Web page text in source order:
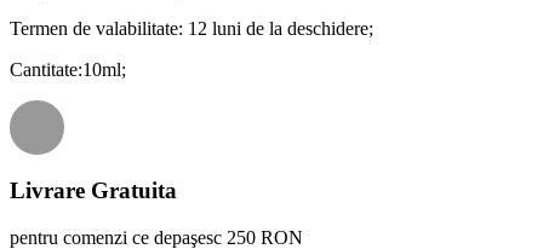
Termen de valabilitate: 12 luni de la deschidere;
Cantitate:10ml;
Livrare Gratuita
pentru comenzi ce depaşesc 250 RON